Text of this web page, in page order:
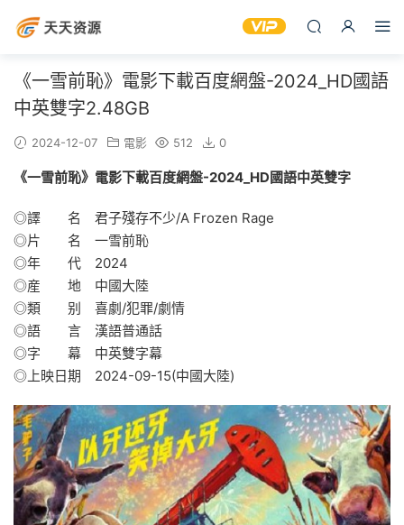
《一雪前恥》電影下載百度網盤-2024_HD國語
中英雙字2.48GB
2024-12-07 電影 512 0
《一雪前恥》電影下載百度網盤-2024_HD國語中英雙字
◎譯 名 君子殘存不少/A Frozen Rage
◎片 名 一雪前恥
◎年 代 2024
◎産 地 中國大陸
◎類 别 喜劇/犯罪/劇情
◎語 言 漢語普通話
◎字 幕 中英雙字幕
◎上映日期 2024-09-15(中國大陸)